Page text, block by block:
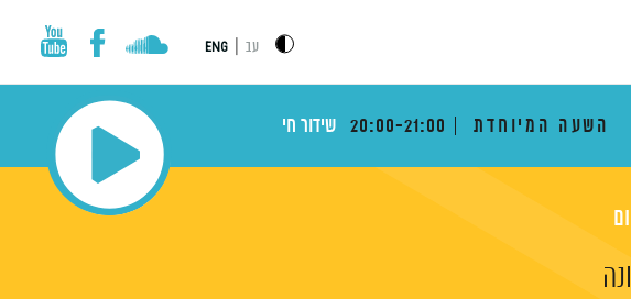
עב ENG
השעה המיוחדת 20:00-21:00 שידור חי